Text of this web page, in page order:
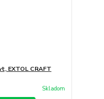
EXTOL CRAFT
Skladom